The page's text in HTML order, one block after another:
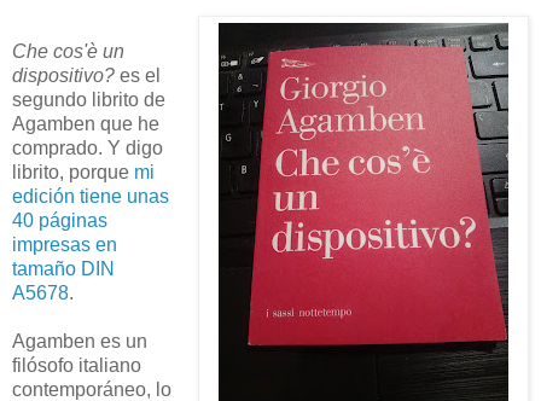
Che cos'è un
dispositivo? es el
segundo librito de
Agamben que he
comprado. Y digo
librito, porque mi
edición tiene unas
40 páginas
impresas en
tamaño DIN
A5678.
Agamben es un
filósofo italiano
contemporáneo, lo